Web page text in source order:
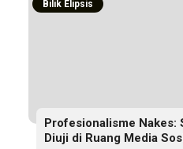
Bilik Elipsis
Profesionalisme Nakes:
Diuji di Ruang Media